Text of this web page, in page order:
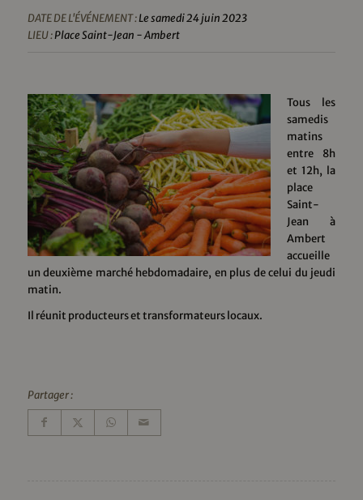
DATE DE L'ÉVÉNEMENT :Le samedi 24 juin 2023
LIEU :Place Saint-Jean - Ambert
Tous les
samedis
matins
entre 8h
et 12h, la
place
Saint-
Jean à
Ambert
accueille
un deuxième marché hebdomadaire, en plus de celui du jeudi
matin.
Il réunit producteurs et transformateurs locaux.
Partager :